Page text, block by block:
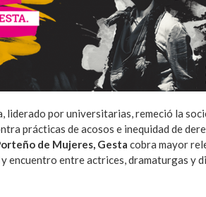
liderado por universitarias, remeció la
prácticas de acosos e inequidad de
de Mujeres, Gesta cobra mayor
encuentro entre actrices, dramaturgas y